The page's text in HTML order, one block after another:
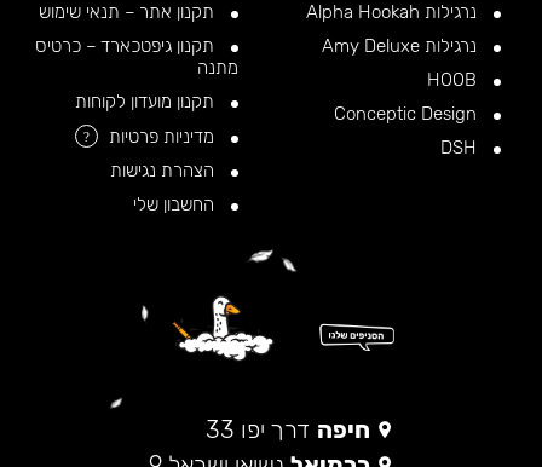
נרגילות Alpha Hookah
נרגילות Amy Deluxe
תקנון אתר – תנאי שימוש
תקנון גיפטכארד – כרטיס
מתנה
תקנון מועדון לקוחות
מדיניות פרטיות
?
הצהרת נגישות
החשבון שלי
חיפה דרך יפו 33